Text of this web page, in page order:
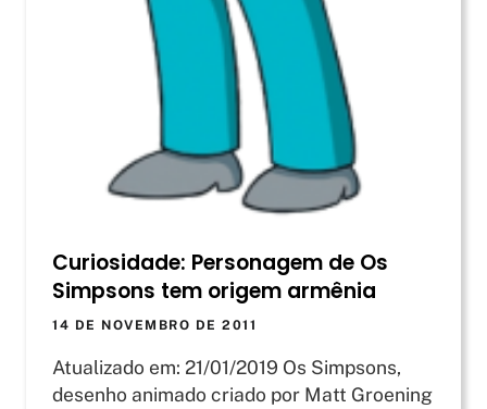
Curiosidade: Personagem de Os
Simpsons tem origem armênia
14 DE NOVEMBRO DE 2011
Atualizado em: 21/01/2019 Os Simpsons,
desenho animado criado por Matt Groening